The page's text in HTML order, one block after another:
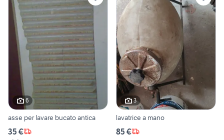
6
asse per lavare bucato antica
35 €
3
lavatrice a mano
85 €